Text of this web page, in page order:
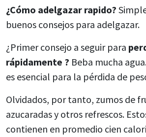
¿Cómo adelgazar rapido?
buenos consejos para adelgazar.
¿Primer consejo a seguir para
rápidamente ? Beba mucha
es esencial para la pérdida de
Olvidados, por tanto, zumos de
azucaradas y otros refrescos.
contienen en promedio cien